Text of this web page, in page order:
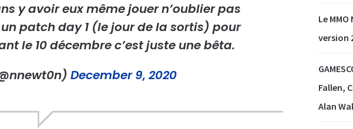
y avoir eux même jouer n’oublier pas
patch day 1 (le jour de la sortis) pour
le 10 décembre c’est juste une bêta.
December 9, 2020
Le
version
Fallen,
Alan